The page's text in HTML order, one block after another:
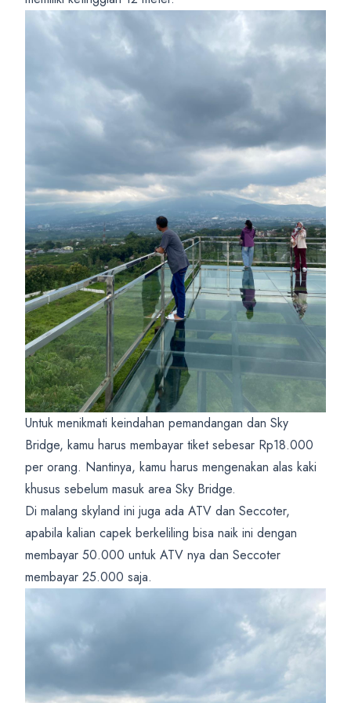
Untuk menikmati keindahan pemandangan dan Sky
Bridge, kamu harus membayar tiket sebesar Rp18.000
per orang. Nantinya, kamu harus mengenakan alas kaki
khusus sebelum masuk area Sky Bridge.
Di malang skyland ini juga ada ATV dan Seccoter,
apabila kalian capek berkeliling bisa naik ini dengan
membayar 50.000 untuk ATV nya dan Seccoter
membayar 25.000 saja.